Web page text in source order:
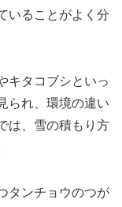
いることがよく分
キタコブシといっ
られ、環境の違い
は、雪の積もり方
タンチョウのつが